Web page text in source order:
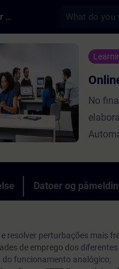
Training Services for Digital Industries
Training –
No
Datoer og
resolver perturbações mais
de emprego dos diferentes
do funcionamento analógico;